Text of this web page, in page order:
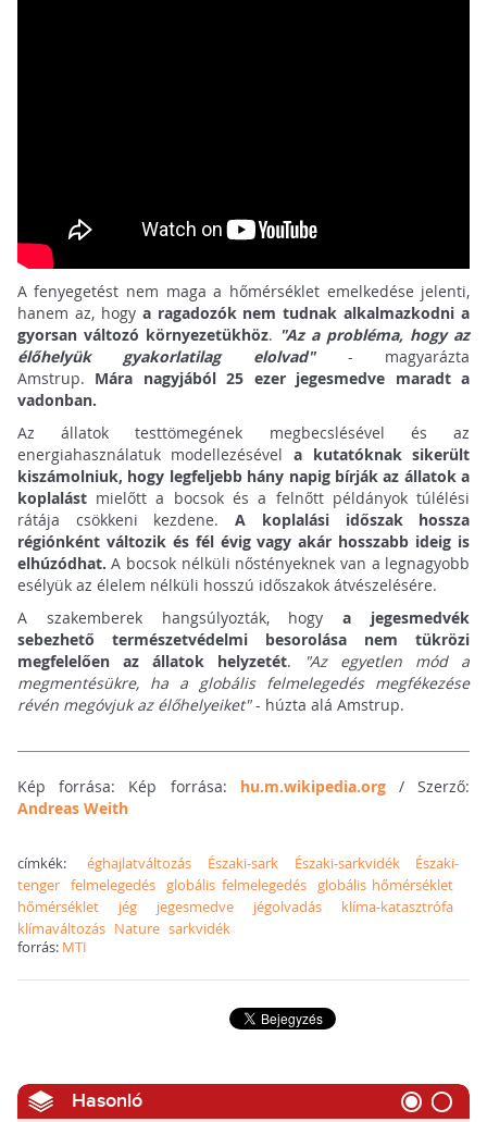
A fenyegetést nem maga a hőmérséklet emelkedése jelenti,
hanem az, hogy a ragadozók nem tudnak alkalmazkodni a
gyorsan változó környezetükhöz. "Az a probléma, hogy az
élőhelyük gyakorlatilag elolvad"- magyarázta
Amstrup. Mára nagyjából 25 ezer jegesmedve maradt a
vadonban.
Az állatok testtömegének megbecslésével és az
energiahasználatuk modellezésével a kutatóknak sikerült
kiszámolniuk, hogy legfeljebb hány napig bírják az állatok a
koplalástmielőtt a bocsok és a felnőtt példányok túlélési
rátája csökkeni kezdene. A koplalási időszak hossza
régiónként változik és fél évig vagy akár hosszabb ideig is
elhúzódhat. A bocsok nélküli nőstényeknek van a legnagyobb
esélyük az élelem nélküli hosszú időszakok átvészelésére.
A szakemberek hangsúlyozták, hogya jegesmedvék
sebezhető természetvédelmi besorolása nem tükrözi
megfelelően az állatok helyzetét.
"Az egyetlen mód a
megmentésükre, ha a globális felmelegedés megfékezése
révén megóvjuk az élőhelyeiket"- húzta alá Amstrup.
Kép forrása: Kép forrása: hu.m.wikipedia.org/ Szerző:
Andreas Weith
címkék:éghajlatváltozás Északi-sark Északi-sarkvidék
Északi-
tenger felmelegedés globális felmelegedés globális hőmérséklet
hőmérséklet
jég jegesmedve jégolvadás
klíma-katasztrófa
klímaváltozás Nature sarkvidék
forrás: MTI
Hasonló